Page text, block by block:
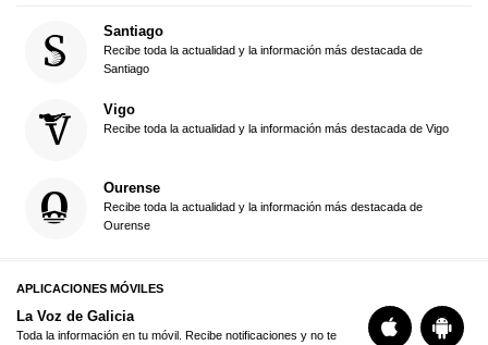
Santiago
Recibe toda la actualidad y la información más destacada de
Santiago
Vigo
Recibe toda la actualidad y la información más destacada de Vigo
Ourense
Recibe toda la actualidad y la información más destacada de
Ourense
APLICACIONES MÓVILES
La Voz de Galicia
Toda la información en tu móvil. Recibe notificaciones y no te